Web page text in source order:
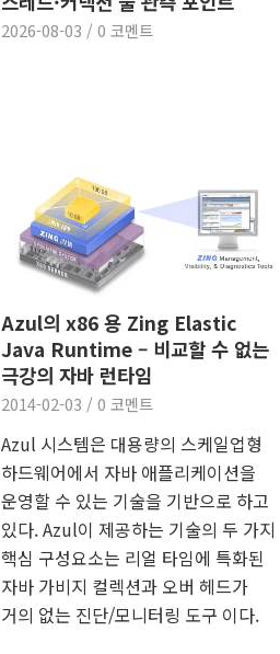
2026-08-03 / 0 코멘트
Azul의 x86 용 Zing Elastic
Java Runtime – 비교할 수 없는
극강의 자바 런타임
2014-02-03 / 0 코멘트
Azul 시스템은 대용량의 스케일업형
하드웨어에서 자바 애플리케이션을
운영할 수 있는 기술을 기반으로 하고
있다. Azul이 제공하는 기술의 두 가지
핵심 구성요소는 리얼 타임에 특화된
자바 가비지 컬렉션과 오버 헤드가
거의 없는 진단/모니터링 도구 이다.